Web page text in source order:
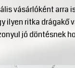
vásárlóként arra
ilyen ritka drágakő
jó döntésnek